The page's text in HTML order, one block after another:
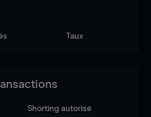
Taux
Shorting autorisé